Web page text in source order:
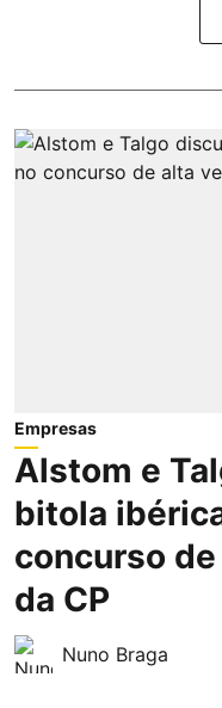
Empresas
Alstom e
bitola
concurso
da CP
Nuno Braga